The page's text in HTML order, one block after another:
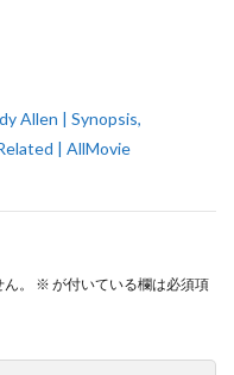
Allen | Synopsis,
| AllMovie
。 ※ が付いている欄は必須項